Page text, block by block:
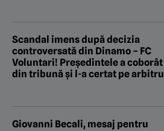
Scandal imens după decizia
controversată din Dinamo – FC
Voluntari! Președintele a coborât
din tribună și l-a certat pe arbitru
Giovanni Becali, mesaj pentru